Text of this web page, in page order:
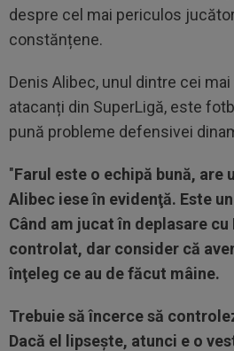
despre cel mai periculos
constănțene.
Denis Alibec, unul dintre cei
atacanți din SuperLigă, este
pună probleme defensivei
"Farul este o echipă bună, are
Alibec iese în evidenţă. Este
Când am jucat în deplasare
controlat, dar consider că
înţeleg ce au de făcut mâine.
Trebuie să încerce să
Dacă el lipseşte, atunci e o